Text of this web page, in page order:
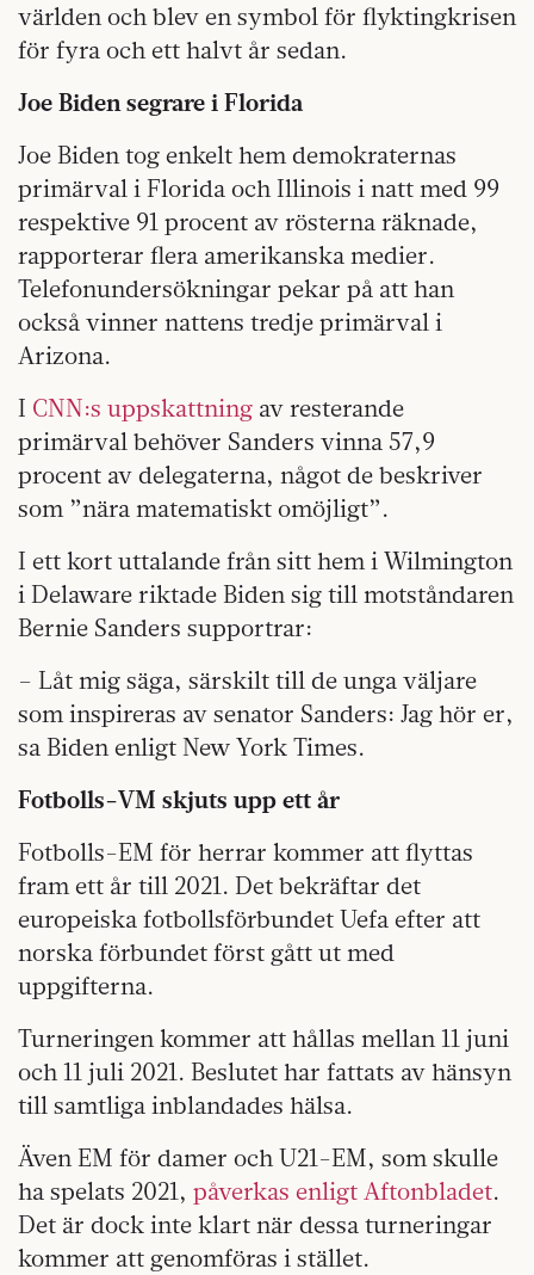
världen och blev en symbol för flyktingkrisen
för fyra och ett halvt år sedan.
Joe Biden segrare i Florida
Joe Biden tog enkelt hem demokraternas
primärval i Florida och Illinois i natt med 99
respektive 91 procent av rösterna räknade,
rapporterar flera amerikanska medier.
Telefonundersökningar pekar på att han
också vinner nattens tredje primärval i
Arizona.
I CNN:s uppskattning av resterande
primärval behöver Sanders vinna 57,9
procent av delegaterna, något de beskriver
som ”nära matematiskt omöjligt”.
I ett kort uttalande från sitt hem i Wilmington
i Delaware riktade Biden sig till motståndaren
Bernie Sanders supportrar:
– Låt mig säga, särskilt till de unga väljare
som inspireras av senator Sanders: Jag hör er,
sa Biden enligt New York Times.
Fotbolls-VM skjuts upp ett år
Fotbolls-EM för herrar kommer att flyttas
fram ett år till 2021. Det bekräftar det
europeiska fotbollsförbundet Uefa efter att
norska förbundet först gått ut med
uppgifterna.
Turneringen kommer att hållas mellan 11 juni
och 11 juli 2021. Beslutet har fattats av hänsyn
till samtliga inblandades hälsa.
Även EM för damer och U21-EM, som skulle
ha spelats 2021, påverkas enligt Aftonbladet.
Det är dock inte klart när dessa turneringar
kommer att genomföras i stället.